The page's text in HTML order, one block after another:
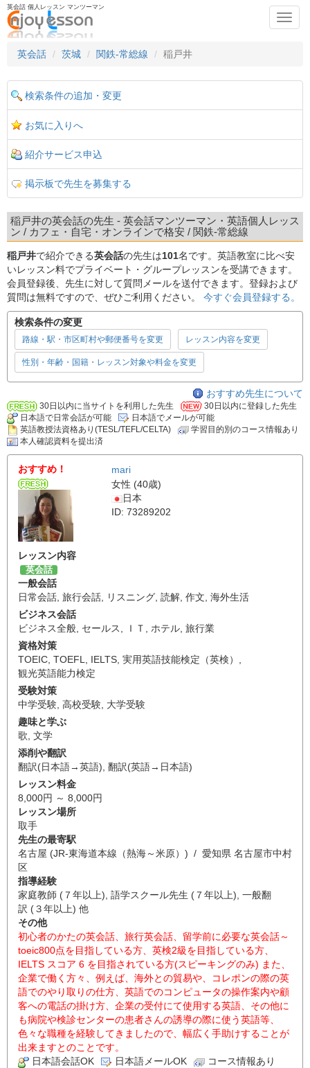
英会話 個人レッスン マンツーマン
英会話
茨城 関鉄-常総線 稲戸井
検索条件の追加・変更
お気に入りへ
紹介サービス申込
掲示板で先生を募集する
稲戸井の英会話の先生 - 英会話マンツーマン・英語個人レッス
ン / カフェ・自宅・オンラインで格安 / 関鉄-常総線
稲戸井で紹介できる英会話の先生は101名です。英語教室に比べ安
いレッスン料でプライベート・グループレッスンを受講できます。
会員登録後、先生に対して質問メールを送付できます。登録および
質問は無料ですので、ぜひご利用ください。 今すぐ会員登録する。
検索条件の変更
路線・駅・市区町村や郵便番号を変更 レッスン内容を変更
性別・年齢・国籍・レッスン対象や料金を変更
おすすめ先生について
30日以内に当サイトを利用した先生
30日以内に登録した先生
日本語で日常会話が可能
日本語でメールが可能
英語教授法資格あり(TESL/TEFL/CELTA)
学習目的別のコース情報あり
本人確認資料を提出済
おすすめ！
mari
女性 (40歳)
日本
ID: 73289202
レッスン内容
英会話
一般会話
日常会話, 旅行会話, リスニング, 読解, 作文, 海外生活
ビジネス会話
ビジネス全般, セールス, ＩＴ , ホテル, 旅行業
資格対策
TOEIC, TOEFL, IELTS, 実用英語技能検定（英検） ,
観光英語能力検定
受験対策
中学受験, 高校受験, 大学受験
趣味と学ぶ
歌, 文学
添削や翻訳
翻訳(日本語→英語), 翻訳(英語→日本語)
レッスン料金
8,000円 ～ 8,000円
レッスン場所
取手
先生の最寄駅
名古屋 (JR-東海道本線（熱海～米原）) / 愛知県 名古屋市中村
区
指導経験
家庭教師 (７年以上), 語学スクール先生 (７年以上), 一般翻
訳 (３年以上) 他
その他
初心者のかたの英会話、旅行英会話、留学前に必要な英会話～
toeic800点を目指している方、英検2級を目指している方、
IELTS スコア 6 を目指されている方(スピーキングのみ) また、
企業で働く方々、例えば、海外との貿易や、コレポンの際の英
語でのやり取りの仕方、英語でのコンピュータの操作案内や顧
客への電話の掛け方、企業の受付にて使用する英語、その他に
も病院や検診センターの患者さんの誘導の際に使う英語等、
色々な職種を経験してきましたので、幅広く手助けすることが
出来ますとのことです。
日本語会話OK
日本語メールOK コース情報あり